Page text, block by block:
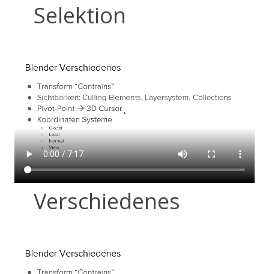
Selektion
Verschiedenes